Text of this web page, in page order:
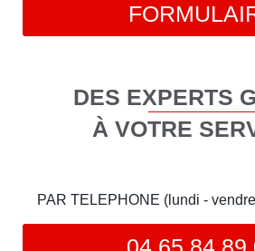
DES EXPERTS
À VOTRE
PAR TELEPHONE (lundi -